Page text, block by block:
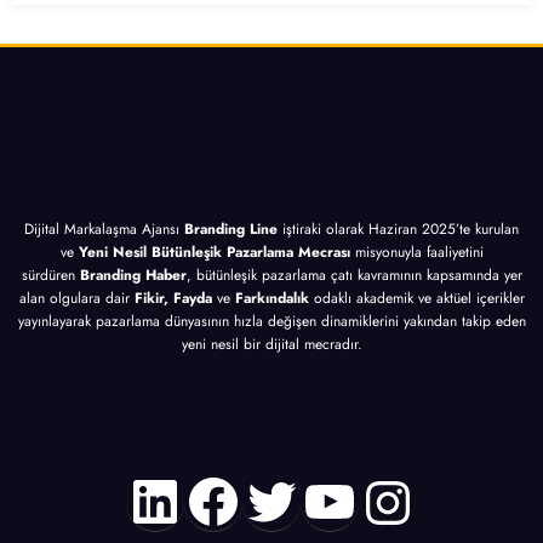
İçin
Altın
İpucu
Dijital Markalaşma Ajansı Branding Line iştiraki olarak Haziran 2025’te kurulan
ve Yeni Nesil Bütünleşik Pazarlama Mecrası misyonuyla faaliyetini
sürdüren Branding Haber, bütünleşik pazarlama çatı kavramının kapsamında yer
alan olgulara dair Fikir, Fayda ve Farkındalık odaklı akademik ve aktüel içerikler
yayınlayarak pazarlama dünyasının hızla değişen dinamiklerini yakından takip eden
yeni nesil bir dijital mecradır.
LinkedIn
Facebook
Twitter
YouTube